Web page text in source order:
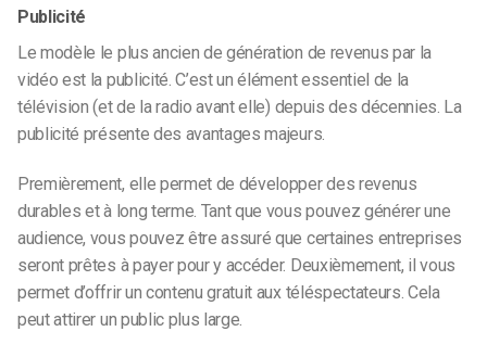
Publicité
Le modèle le plus ancien de génération de revenus par la
vidéo est la publicité. C’est un élément essentiel de la
télévision (et de la radio avant elle) depuis des décennies. La
publicité présente des avantages majeurs.
Premièrement, elle permet de développer des revenus
durables et à long terme. Tant que vous pouvez générer une
audience, vous pouvez être assuré que certaines entreprises
seront prêtes à payer pour y accéder. Deuxièmement, il vous
permet d’offrir un contenu gratuit aux téléspectateurs. Cela
peut attirer un public plus large.